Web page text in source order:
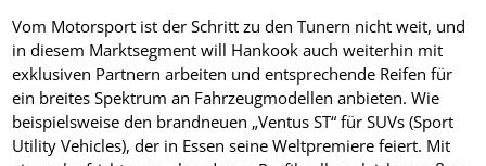
Vom Motorsport ist der Schritt zu den Tunern nicht weit, und
in diesem Marktsegment will Hankook auch weiterhin mit
exklusiven Partnern arbeiten und entsprechende Reifen für
ein breites Spektrum an Fahrzeugmodellen anbieten. Wie
beispielsweise den brandneuen „Ventus ST“ für SUVs (Sport
Utility Vehicles), der in Essen seine Weltpremiere feiert. Mit